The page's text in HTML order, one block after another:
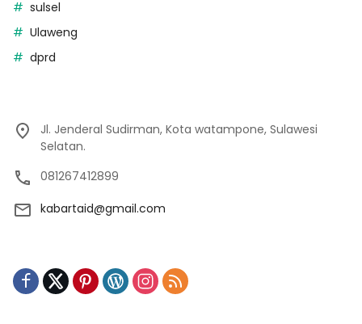
sulsel
Ulaweng
dprd
Jl. Jenderal Sudirman, Kota watampone, Sulawesi
Selatan.
081267412899
kabartaid@gmail.com